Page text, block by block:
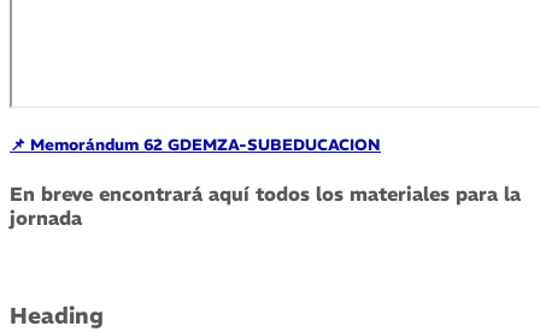
📌 Memorándum 62 GDEMZA-SUBEDUCACION
En breve encontrará aquí todos los materiales para la
jornada
Heading